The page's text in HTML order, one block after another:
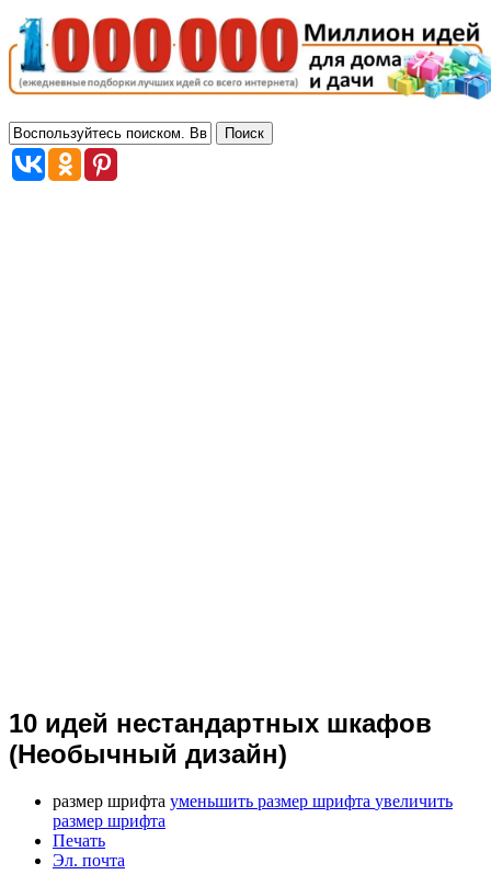
10 идей нестандартных шкафов
(Необычный дизайн)
размер шрифта уменьшить размер шрифта увеличить
размер шрифта
Печать
Эл. почта